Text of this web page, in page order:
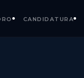
CANDIDATURA